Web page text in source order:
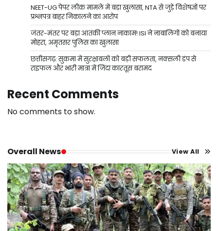
NEET-UG पेपर लीक मामले में बड़ा खुलासा, NTA से जुड़े विशेषज्ञों पर
प्रश्नपत्र बाहर निकालने का आरोप
जंतर-मंतर पर बड़ा आतंकी प्लान नाकाम! ISI ने नाबालिगों को बनाया
मोहरा, अमृतसर पुलिस का खुलासा
छत्तीसगढ़: सुकमा में सुरक्षाबलों को बड़ी सफलता, नक्सली डंप से
राइफल और भारी मात्रा में जिंदा कारतूस बरामद
Recent Comments
No comments to show.
Overall News View All